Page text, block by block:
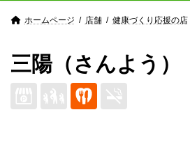
ホームページ 店舗 健康づくり応援の店
三陽（さんよう）